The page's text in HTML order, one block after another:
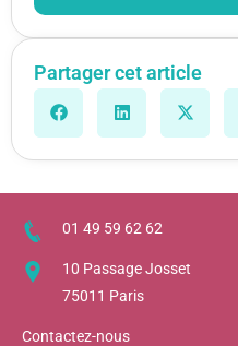
Partager cet article
01 49 59 62 62
10 Passage Josset
75011 Paris
Contactez-nous